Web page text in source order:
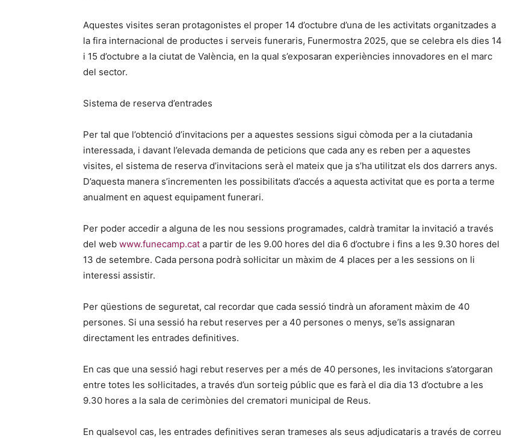
Aquestes visites seran protagonistes el proper 14 d’octubre d’una de les activitats organitzades a
la fira internacional de productes i serveis funeraris, Funermostra 2025, que se celebra els dies 14
i 15 d’octubre a la ciutat de València, en la qual s’exposaran experiències innovadores en el marc
del sector.
Sistema de reserva d’entrades
Per tal que l’obtenció d’invitacions per a aquestes sessions sigui còmoda per a la ciutadania
interessada, i davant l’elevada demanda de peticions que cada any es reben per a aquestes
visites, el sistema de reserva d’invitacions serà el mateix que ja s’ha utilitzat els dos darrers anys.
D’aquesta manera s’incrementen les possibilitats d’accés a aquesta activitat que es porta a terme
anualment en aquest equipament funerari.
Per poder accedir a alguna de les nou sessions programades, caldrà tramitar la invitació a través
del web www.funecamp.cat a partir de les 9.00 hores del dia 6 d’octubre i fins a les 9.30 hores del
13 de setembre. Cada persona podrà sol·licitar un màxim de 4 places per a les sessions on li
interessi assistir.
Per qüestions de seguretat, cal recordar que cada sessió tindrà un aforament màxim de 40
persones. Si una sessió ha rebut reserves per a 40 persones o menys, se’ls assignaran
directament les entrades definitives.
En cas que una sessió hagi rebut reserves per a més de 40 persones, les invitacions s’atorgaran
entre totes les sol·licitades, a través d’un sorteig públic que es farà el dia dia 13 d’octubre a les
9.30 hores a la sala de cerimònies del crematori municipal de Reus.
En qualsevol cas, les entrades definitives seran trameses als seus adjudicataris a través de correu